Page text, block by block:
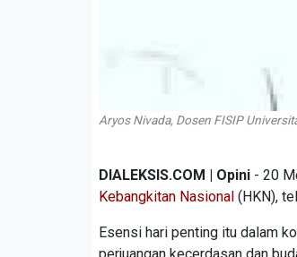
Aryos Nivada, Dosen FISIP
DIALEKSIS.COM | Opini - 20
Kebangkitan Nasional (HKN),
Esensi hari penting itu dalam